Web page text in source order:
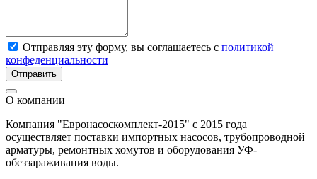
Отправляя эту форму, вы соглашаетесь с политикой
конфеденциальности
Отправить
О компании
Компания "Евронасоскомплект-2015" с 2015 года
осуществляет поставки импортных насосов, трубопроводной
арматуры, ремонтных хомутов и оборудования УФ-
обеззараживания воды.